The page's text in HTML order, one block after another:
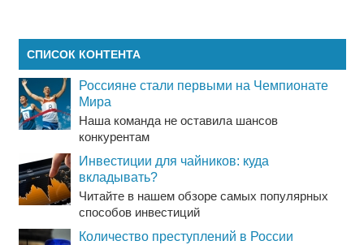
СПИСОК КОНТЕНТА
Россияне стали первыми на Чемпионате
Мира
Наша команда не оставила шансов
конкурентам
Инвестиции для чайников: куда
вкладывать?
Читайте в нашем обзоре самых популярных
способов инвестиций
Количество преступлений в России